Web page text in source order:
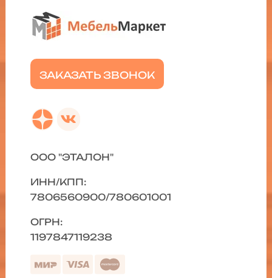
ЗАКАЗАТЬ ЗВОНОК
ООО "ЭТАЛОН"
ИНН/КПП:
7806560900/780601001
ОГРН:
1197847119238